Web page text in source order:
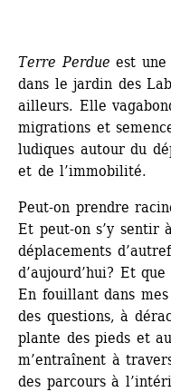
Terre Perdue est
dans le jardin des
ailleurs. Elle
migrations et
ludiques autour du
et de l’immobilité.
Peut-on prendre
Et peut-on s’y sentir
déplacements
d’aujourd’hui? Et
En fouillant dans
des questions, à
plante des pieds et
m’entraînent à
des parcours à